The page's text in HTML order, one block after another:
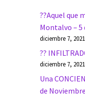
??Aquel que
Montalvo – 5
diciembre 7, 2021
??
diciembre 7, 2021
Una
de Noviembre